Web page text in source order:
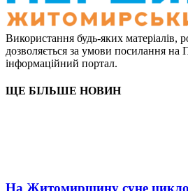
Використання будь-яких матеріалів,
дозволяється за умови посилання
інформаційний портал.
ЩЕ БІЛЬШЕ НОВИН